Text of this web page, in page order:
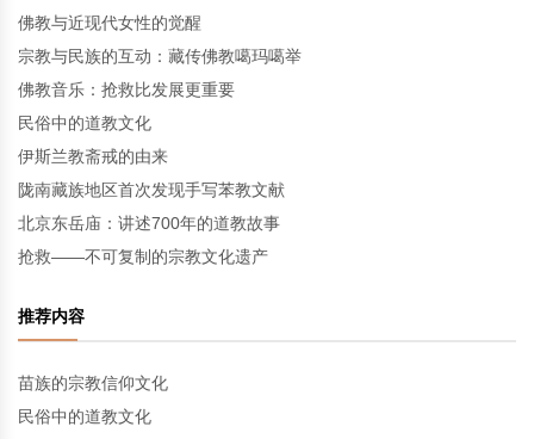
佛教与近现代女性的觉醒
宗教与民族的互动：藏传佛教噶玛噶举
佛教音乐：抢救比发展更重要
民俗中的道教文化
伊斯兰教斋戒的由来
陇南藏族地区首次发现手写苯教文献
北京东岳庙：讲述700年的道教故事
抢救——不可复制的宗教文化遗产
推荐内容
苗族的宗教信仰文化
民俗中的道教文化